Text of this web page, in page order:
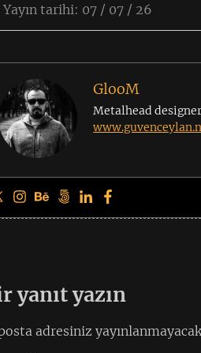
Yayın tarihi: 07 / 07 / 26
GlooM
Metalhead
yanıt yazın
adresiniz